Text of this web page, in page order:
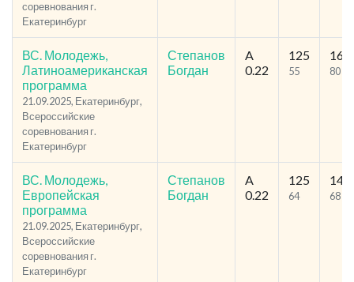
соревнования г.
Екатеринбург
ВС. Молодежь,
Латиноамериканская
программа
21.09.2025, Екатеринбург,
Всероссийские
соревнования г.
Екатеринбург
Степанов
Богдан
A
0.22
125
55
169
80
ВС. Молодежь,
Европейская
программа
21.09.2025, Екатеринбург,
Всероссийские
соревнования г.
Екатеринбург
Степанов
Богдан
A
0.22
125
64
140
68